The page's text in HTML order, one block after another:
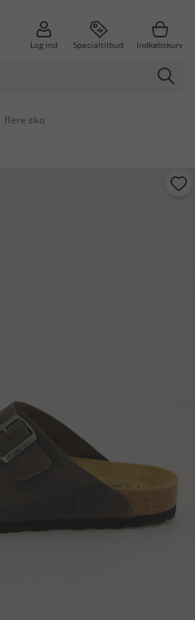
Log ind Specialtilbud Indkøbskurv
flere sko